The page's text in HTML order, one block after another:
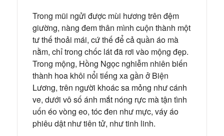
Trong mũi ngửi được mùi hương trên đệm
giường, nàng đem thân mình cuộn thành một
tư thế thoải mái, cứ thế để cả quần áo mà
nằm, chỉ trong chốc lát đã rơi vào mộng đẹp.
Trong mộng, Hồng Ngọc nghiễm nhiên biến
thành hoa khôi nổi tiếng xa gần ở Biện
Lương, trên người khoác sa mỏng như cánh
ve, dưới vô số ánh mắt nóng rực mà tận tình
uốn éo vòng eo, tóc đen như mực, váy áo
phiêu dật như tiên tử, như tinh linh.